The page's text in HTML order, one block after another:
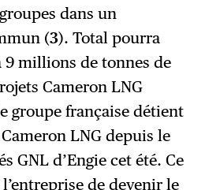
dans un
(3). Total pourra
9 millions de tonnes de
Cameron LNG
groupe française détient
LNG depuis le
GNL d’Engie cet été. Ce
de devenir le